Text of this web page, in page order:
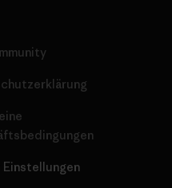
Einstellungen